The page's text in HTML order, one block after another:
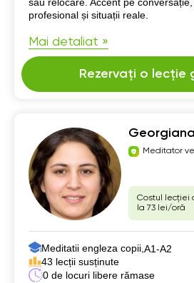
profesional și situații reale.
Mai detaliat »
Rezervați o lecție
Meditator
Costul lecției
la 73 lei/oră
Meditatii engleza copii, А1-А2
43 lecții susținute
0 de locuri libere rămase